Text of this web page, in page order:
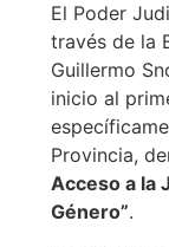
El Poder
través de la
Guillermo
inicio al
Provincia,
Acceso a la
Género”.